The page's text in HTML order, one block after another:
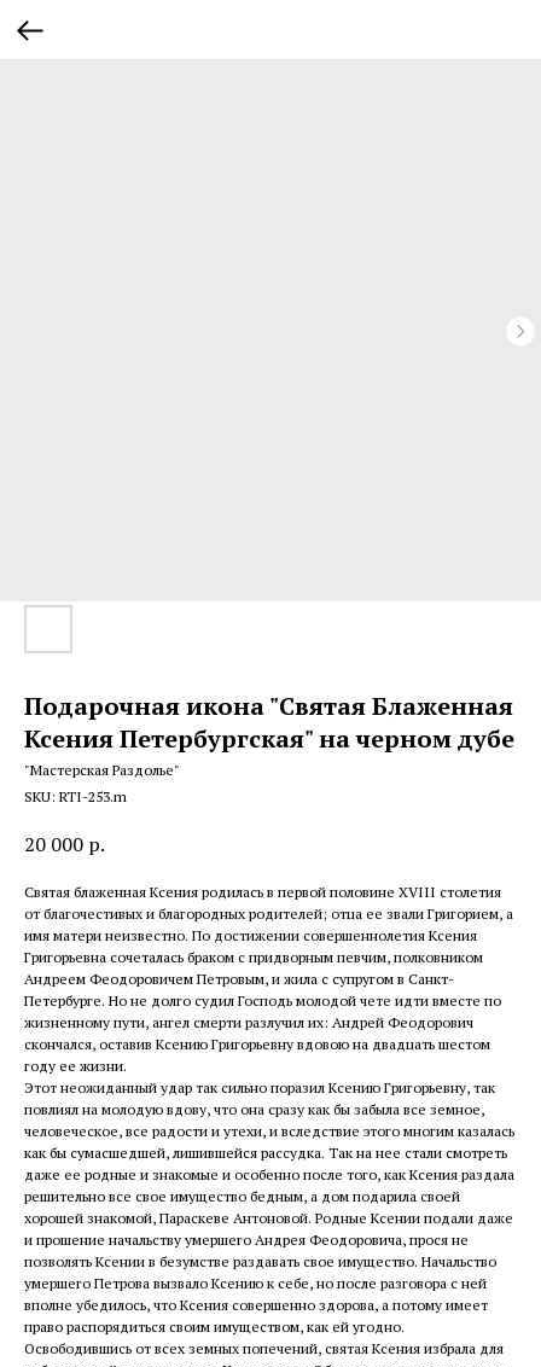
Подарочная икона "Святая Блаженная
Ксения Петербургская" на черном дубе
"Мастерская Раздолье"
SKU: RTI-253.m
20 000 р.
Святая блаженная Ксения родилась в первой половине XVIII столетия
от благочестивых и благородных родителей; отца ее звали Григорием, а
имя матери неизвестно. По достижении совершеннолетия Ксения
Григорьевна сочеталась браком с придворным певчим, полковником
Андреем Феодоровичем Петровым, и жила с супругом в Санкт-
Петербурге. Но не долго судил Господь молодой чете идти вместе по
жизненному пути, ангел смерти разлучил их: Андрей Феодорович
скончался, оставив Ксению Григорьевну вдовою на двадцать шестом
году ее жизни.
Этот неожиданный удар так сильно поразил Ксению Григорьевну, так
повлиял на молодую вдову, что она сразу как бы забыла все земное,
человеческое, все радости и утехи, и вследствие этого многим казалась
как бы сумасшедшей, лишившейся рассудка. Так на нее стали смотреть
даже ее родные и знакомые и особенно после того, как Ксения раздала
решительно все свое имущество бедным, а дом подарила своей
хорошей знакомой, Параскеве Антоновой. Родные Ксении подали даже
и прошение начальству умершего Андрея Феодоровича, прося не
позволять Ксении в безумстве раздавать свое имущество. Начальство
умершего Петрова вызвало Ксению к себе, но после разговора с ней
вполне убедилось, что Ксения совершенно здорова, а потому имеет
право распорядиться своим имуществом, как ей угодно.
Освободившись от всех земных попечений, святая Ксения избрала для